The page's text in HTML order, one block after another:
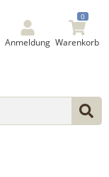
Anmeldung
0
Warenkorb